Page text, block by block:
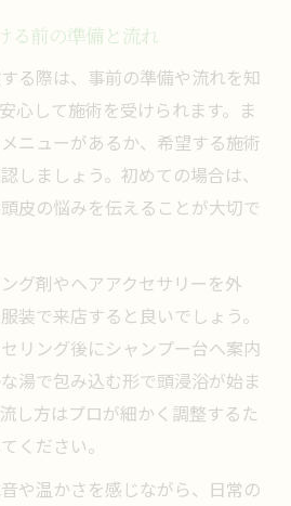
る前の準備と流れ
る際は、事前の準備や流れを知
心して施術を受けられます。ま
ニューがあるか、希望する施術
しましょう。初めての場合は、
皮の悩みを伝えることが大切で
グ剤やヘアアクセサリーを外
装で来店すると良いでしょう。
リング後にシャンプー台へ案内
湯で包み込む形で頭浸浴が始ま
し方はプロが細かく調整するた
ください。
や温かさを感じながら、日常の